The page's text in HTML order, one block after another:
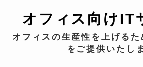
オフィス向けIT
オフィスの生産性を上げる
をご提供いたし